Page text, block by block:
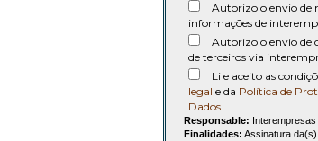
Autorizo o envio de
informações de
Autorizo o envio de
de terceiros via
Li e aceito as
legal e da Política de
Dados
Responsable: Interempresas
Finalidades: Assinatura